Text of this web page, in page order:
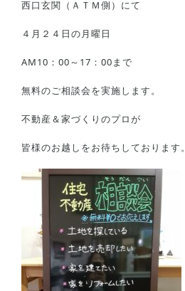
西口玄関（ＡＴＭ側）にて
４月２４日の月曜日
AM10：00～17：00まで
無料のご相談会を実施します。
不動産＆家づくりのプロが
皆様のお越しをお待ちしております。